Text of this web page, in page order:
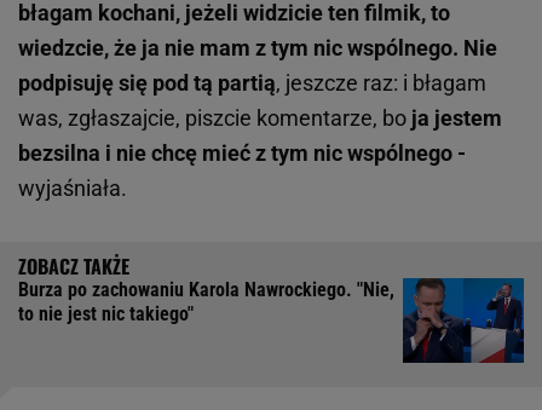
błagam kochani, jeżeli widzicie ten filmik, to
wiedzcie, że ja nie mam z tym nic wspólnego. Nie
podpisuję się pod tą partią, jeszcze raz: i błagam
was, zgłaszajcie, piszcie komentarze, bo ja jestem
bezsilna i nie chcę mieć z tym nic wspólnego -
wyjaśniała.
Burza po zachowaniu Karola Nawrockiego. "Nie,
to nie jest nic takiego"